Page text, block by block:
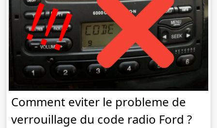
Comment eviter le probleme de
verrouillage du code radio Ford ?